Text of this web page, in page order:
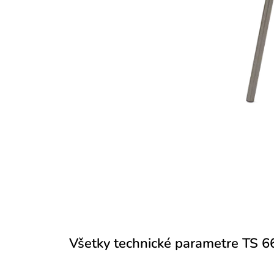
Všetky technické parametre TS